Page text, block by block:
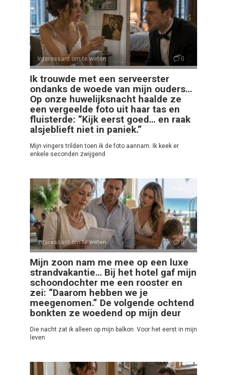
Interessant om te weten 0
Ik trouwde met een serveerster
ondanks de woede van mijn ouders…
Op onze huwelijksnacht haalde ze
een vergeelde foto uit haar tas en
fluisterde: “Kijk eerst goed… en raak
alsjeblieft niet in paniek.”
Mijn vingers trilden toen ik de foto aannam. Ik keek er
enkele seconden zwijgend
Interessant om te weten 0
Mijn zoon nam me mee op een luxe
strandvakantie… Bij het hotel gaf mijn
schoondochter me een rooster en
zei: “Daarom hebben we je
meegenomen.” De volgende ochtend
bonkten ze woedend op mijn deur
Die nacht zat ik alleen op mijn balkon. Voor het eerst in mijn
leven